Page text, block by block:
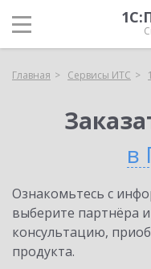
Главная Сервисы ИТС
в
Ознакомьтесь с
выберите партнёра
консультацию,
продукта.